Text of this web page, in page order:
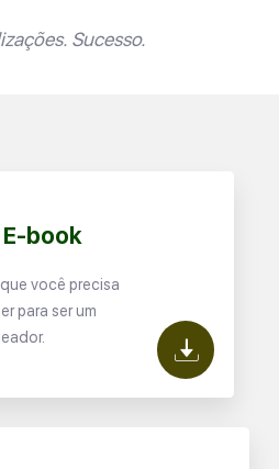
Sucesso.
book
você precisa
para ser um